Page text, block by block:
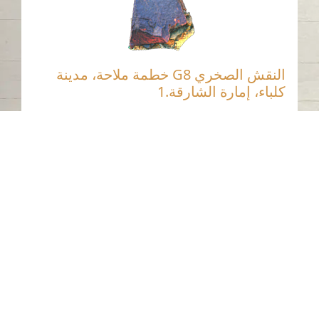
النقش الصخري G8 خطمة ملاحة، مدينة
كلباء، إمارة الشارقة.1